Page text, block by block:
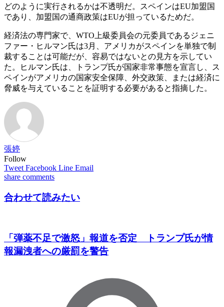
どのように実行されるかは不透明だ。スペインはEU加盟国
であり、加盟国の通商政策はEUが担っているためだ。
経済法の専門家で、WTO上級委員会の元委員であるジェニ
ファー・ヒルマン氏は3月、アメリカがスペインを単独で制
裁することは可能だが、容易ではないとの見方を示してい
た。ヒルマン氏は、トランプ氏が国家非常事態を宣言し、ス
ペインがアメリカの国家安全保障、外交政策、または経済に
脅威を与えていることを証明する必要があると指摘した。
張婷
Follow
Tweet Facebook Line Email
share comments
合わせて読みたい
「弾薬不足で激怒」報道を否定 トランプ氏が情
報漏洩者への厳罰を警告